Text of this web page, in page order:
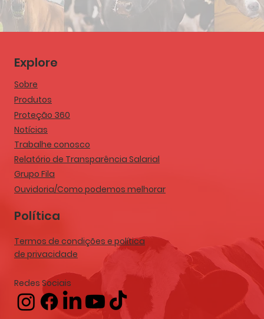
Explore
Sobre
Produtos
Proteção 360
Notícias
Trabalhe conosco
Relatório de Transparência Salarial
Grupo Fila
Ouvidoria/Como podemos melhorar
Política
Termos de condições e política
de privacidade
Redes Sociais